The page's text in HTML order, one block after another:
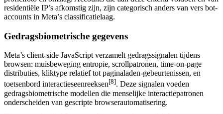
residentiële IP’s afkomstig zijn, zijn categorisch anders van vers bot-
accounts in Meta’s classificatielaag.
Gedragsbiometrische gegevens
Meta’s client-side JavaScript verzamelt gedragssignalen tijdens
browsen: muisbeweging entropie, scrollpatronen, time-on-page
distributies, kliktype relatief tot paginaladen-gebeurtenissen, en
toetsenbord interactieseenreeksen[8]. Deze signalen voeden
gedragsbiometrische modellen die menselijke interactiepatronen
onderscheiden van gescripte browserautomatisering.